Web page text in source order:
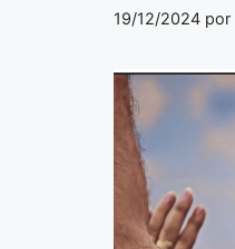
19/12/2024 por